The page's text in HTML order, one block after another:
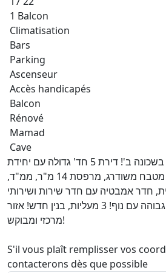
1 Balcon
Climatisation
Bars
Parking
Ascenseur
Accès handicapés
Balcon
Rénové
Mamad
Cave
למכירה במגדלי בצלאל בשכונה ב'! דירת 5 חד' גדולה עם יחידת
הורים ויחידת מתבגר! מטבח משודרג, מרפסת 14 מ"ר, ממ"ד,
חדר אמבטיה עם חדר שירות ושירותי
אורחים נפרדים. קומה גבוהה עם נוף! 3 מעליות, בנין חדש! אזור
מרכזי ומבוקש!
S'il vous plaît remplisser vos
contacterons dès que possible